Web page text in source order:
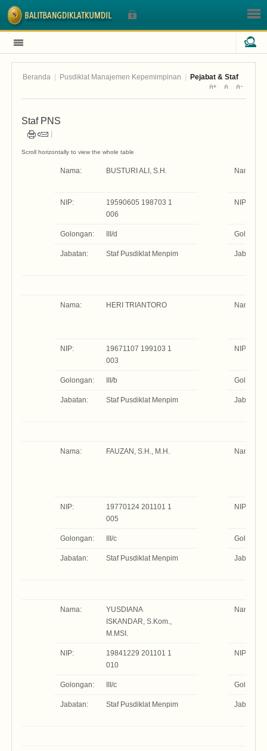
Beranda Pusdiklat Manajemen Kepemimpinan Pejabat & Staf
Staf PNS
Nama: BUSTURI ALI, S.H. Nama:
NIP:
19590605 198703 1
006
NIP:
Golongan: III/d
Jabatan: Staf Pusdiklat Menpim Jabatan:
Nama: HERI TRIANTORO Nama:
NIP:
19671107 199103 1
003
NIP:
Golongan: III/b
Jabatan: Staf Pusdiklat Menpim Jabatan:
Nama: FAUZAN, S.H., M.H. Nama:
NIP:
19770124 201101 1
005
NIP:
Golongan: III/c
Jabatan: Staf Pusdiklat Menpim Jabatan
Nama:
YUSDIANA
ISKANDAR, S.Kom.,
M.MSI.
Nama:
NIP:
19841229 201101 1
010
NIP:
Golongan: III/c
Jabatan: Staf Pusdiklat Menpim Jabatan:
Sign In
Nama Pengguna
Sandi
Lupa Sandi Anda?